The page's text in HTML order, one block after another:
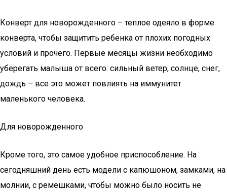
Конверт для новорожденного – теплое одеяло в форме
конверта, чтобы защитить ребенка от плохих погодных
условий и прочего. Первые месяцы жизни необходимо
уберегать малыша от всего: сильный ветер, солнце, снег,
дождь – все это может повлиять на иммунитет
маленького человека.
Для новорожденного
Кроме того, это самое удобное приспособление. На
сегодняшний день есть модели с капюшоном, замками, на
молнии, с ремешками, чтобы можно было носить не